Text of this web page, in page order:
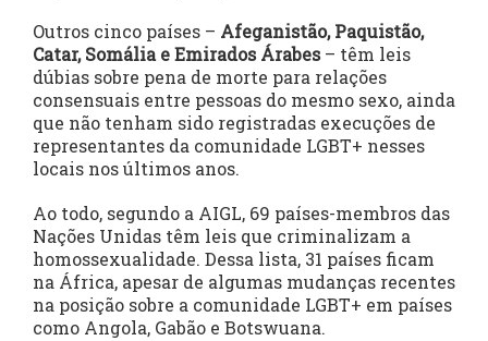
Outros cinco países – Afeganistão, Paquistão,
Catar, Somália e Emirados Árabes– têm leis
dúbias sobre pena de morte para relações
consensuais entre pessoas do mesmo sexo, ainda
que não tenham sido registradas execuções de
representantes da comunidade LGBT+ nesses
locais nos últimos anos.
Ao todo, segundo a AIGL, 69 países-membros das
Nações Unidas têm leis que criminalizam a
homossexualidade. Dessa lista, 31 países ficam
na África, apesar de algumas mudanças recentes
na posição sobre a comunidade LGBT+ em países
como Angola, Gabão e Botswuana.